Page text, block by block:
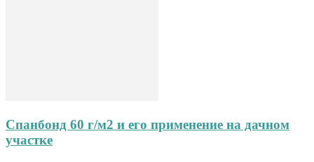
Спанбонд 60 г/м2 и его применение на дачном
участке